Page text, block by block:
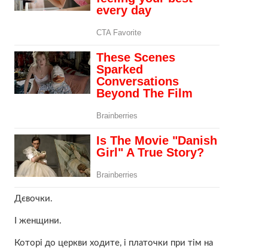
Дєвочки.
І женщини.
Которі до церкви ходите, і платочки при тім на